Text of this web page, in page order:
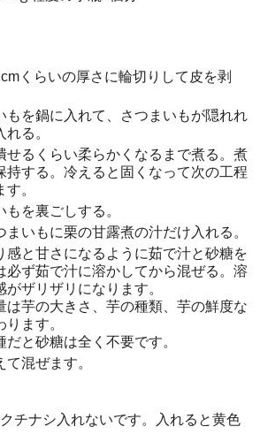
くらいの厚さに輪切りして皮を剥
もを鍋に入れて、さつまいもが隠れれ
る。
せるくらい柔らかくなるまで煮る。煮
持する。冷えると固くなって次の工程
。
を裏ごしする。
まいもに栗の甘露煮の汁だけ入れる。
感と甘さになるように茹で汁と砂糖を
必ず茹で汁に溶かしてから混ぜる。溶
ザリザリになります。
は芋の大きさ、芋の種類、芋の鮮度な
ます。
と砂糖は全く不要です。
混ぜます。
チナシ入れないです。入れると黄色